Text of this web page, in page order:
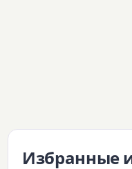
Избранные